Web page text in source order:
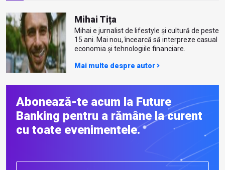
Mihai Tița
Mihai e jurnalist de lifestyle și cultură de peste
15 ani. Mai nou, încearcă să interpreze casual
economia și tehnologiile financiare.
Mai multe despre autor
Abonează-te acum la Future
Banking pentru a rămâne la curent
cu toate evenimentele.